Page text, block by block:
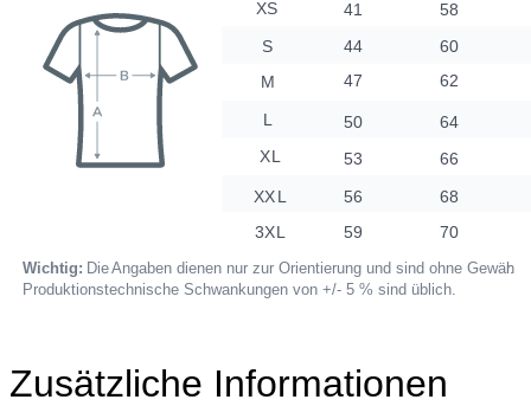
Zusätzliche Informationen